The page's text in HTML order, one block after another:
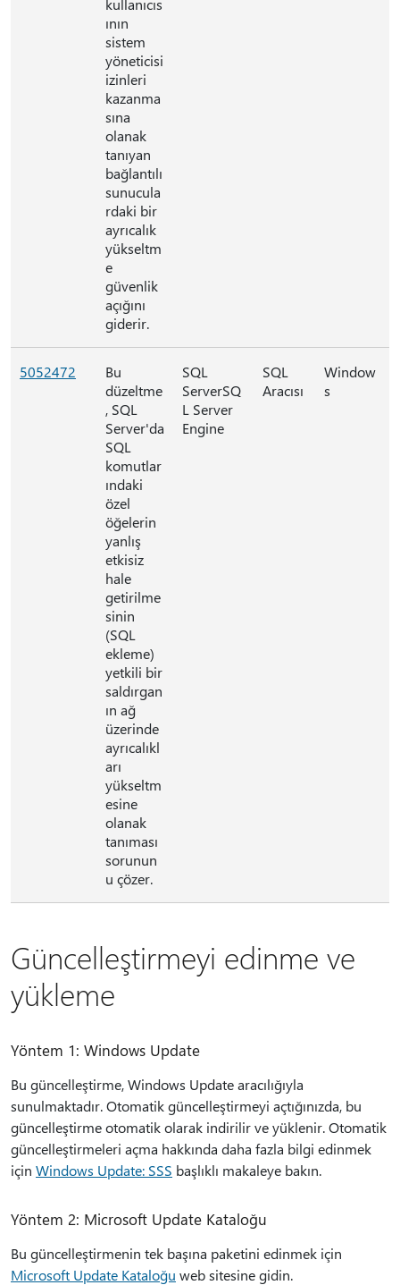
kullanıcıs
ının
sistem
yöneticisi
izinleri
kazanma
sına
olanak
tanıyan
bağlantılı
sunucula
rdaki bir
ayrıcalık
yükseltm
e
güvenlik
açığını
giderir.
5052472
Bu
düzeltme
, SQL
Server'da
SQL
komutlar
ındaki
özel
öğelerin
yanlış
etkisiz
hale
getirilme
sinin
(SQL
ekleme)
yetkili bir
saldırgan
ın ağ
üzerinde
ayrıcalıkl
arı
yükseltm
esine
olanak
tanıması
sorunun
u çözer.
SQL
ServerSQ
L Server
Engine
SQL
Aracısı
Window
s
Güncelleştirmeyi edinme ve
yükleme
Yöntem 1: Windows Update
Bu güncelleştirme, Windows Update aracılığıyla
sunulmaktadır. Otomatik güncelleştirmeyi açtığınızda, bu
güncelleştirme otomatik olarak indirilir ve yüklenir. Otomatik
güncelleştirmeleri açma hakkında daha fazla bilgi edinmek
için Windows Update: SSS başlıklı makaleye bakın.
Yöntem 2: Microsoft Update Kataloğu
Bu güncelleştirmenin tek başına paketini edinmek için
Microsoft Update Kataloğu web sitesine gidin.